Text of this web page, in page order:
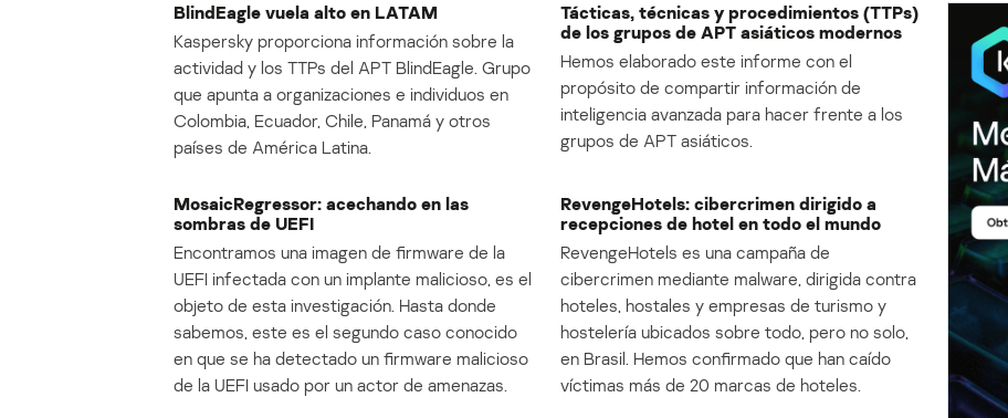
BlindEagle vuela alto en LATAM
Kaspersky proporciona información sobre la
actividad y los TTPs del APT BlindEagle. Grupo
que apunta a organizaciones e individuos en
Colombia, Ecuador, Chile, Panamá y otros
países de América Latina.
Tácticas, técnicas y procedimientos (TTPs)
de los grupos de APT asiáticos modernos
Hemos elaborado este informe con el
propósito de compartir información de
inteligencia avanzada para hacer frente a los
grupos de APT asiáticos.
MosaicRegressor: acechando en las
sombras de UEFI
Encontramos una imagen de firmware de la
UEFI infectada con un implante malicioso, es el
objeto de esta investigación. Hasta donde
sabemos, este es el segundo caso conocido
en que se ha detectado un firmware malicioso
de la UEFI usado por un actor de amenazas.
RevengeHotels: cibercrimen dirigido a
recepciones de hotel en todo el mundo
RevengeHotels es una campaña de
cibercrimen mediante malware, dirigida contra
hoteles, hostales y empresas de turismo y
hostelería ubicados sobre todo, pero no solo,
en Brasil. Hemos confirmado que han caído
víctimas más de 20 marcas de hoteles.